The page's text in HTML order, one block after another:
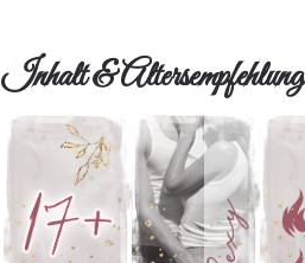
Inhalt & Altersempfehlung